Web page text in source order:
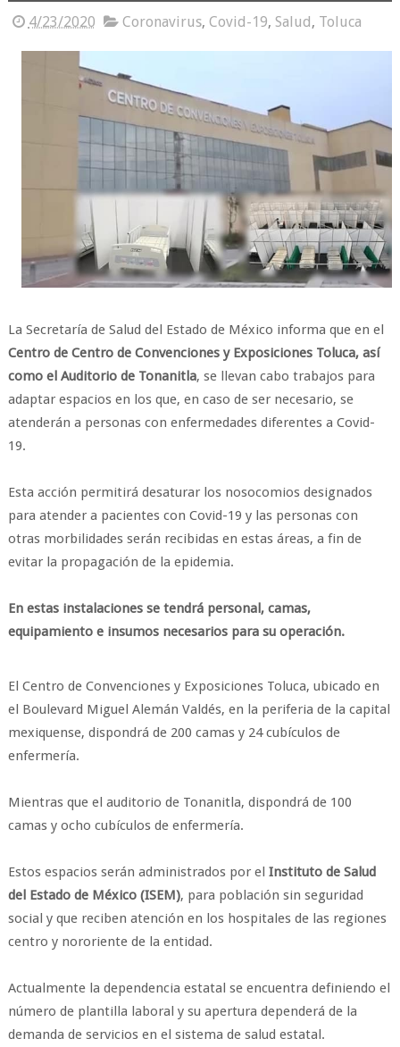
4/23/2020 Coronavirus, Covid-19, Salud, Toluca
La Secretaría de Salud del Estado de México informa que en el
Centro de Centro de Convenciones y Exposiciones Toluca, así
como el Auditorio de Tonanitla, se llevan cabo trabajos para
adaptar espacios en los que, en caso de ser necesario, se
atenderán a personas con enfermedades diferentes a Covid-
19.
Esta acción permitirá desaturar los nosocomios designados
para atender a pacientes con Covid-19 y las personas con
otras morbilidades serán recibidas en estas áreas, a fin de
evitar la propagación de la epidemia.
En estas instalaciones se tendrá personal, camas,
equipamiento e insumos necesarios para su operación.
El Centro de Convenciones y Exposiciones Toluca, ubicado en
el Boulevard Miguel Alemán Valdés, en la periferia de la capital
mexiquense, dispondrá de 200 camas y 24 cubículos de
enfermería.
Mientras que el auditorio de Tonanitla, dispondrá de 100
camas y ocho cubículos de enfermería.
Estos espacios serán administrados por el Instituto de Salud
del Estado de México (ISEM), para población sin seguridad
social y que reciben atención en los hospitales de las regiones
centro y nororiente de la entidad.
Actualmente la dependencia estatal se encuentra definiendo el
número de plantilla laboral y su apertura dependerá de la
demanda de servicios en el sistema de salud estatal.